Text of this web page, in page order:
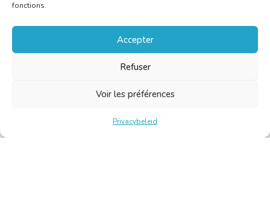
fonctions.
Accepter
Refuser
Voir les préférences
Privacybeleid